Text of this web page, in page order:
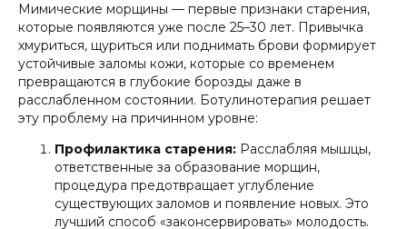
Мимические морщины — первые признаки старения,
которые появляются уже после 25–30 лет. Привычка
хмуриться, щуриться или поднимать брови формирует
устойчивые заломы кожи, которые со временем
превращаются в глубокие борозды даже в
расслабленном состоянии. Ботулинотерапия решает
эту проблему на причинном уровне:
Профилактика старения: Расслабляя мышцы,
ответственные за образование морщин,
процедура предотвращает углубление
существующих заломов и появление новых. Это
лучший способ «законсервировать» молодость.